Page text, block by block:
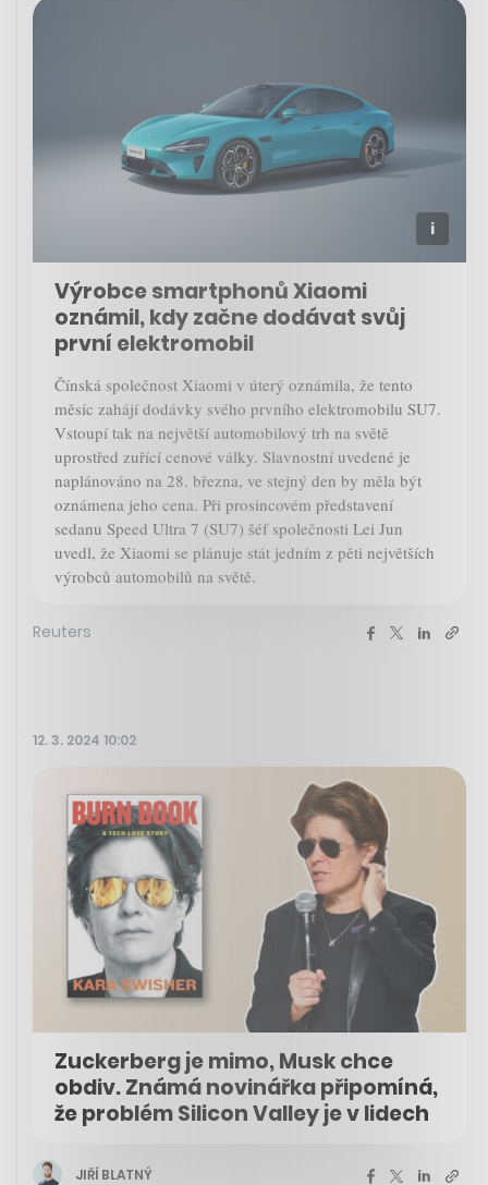
Výrobce smartphonů Xiaomi
oznámil, kdy začne dodávat svůj
první elektromobil
Čínská společnost Xiaomi v úterý oznámila, že tento
měsíc zahájí dodávky svého prvního elektromobilu SU7.
Vstoupí tak na největší automobilový trh na světě
uprostřed zuřící cenové války. Slavnostní uvedené je
naplánováno na 28. března, ve stejný den by měla být
oznámena jeho cena. Při prosincovém představení
sedanu Speed Ultra 7 (SU7) šéf společnosti Lei Jun
uvedl, že Xiaomi se plánuje stát jedním z pěti největších
výrobců automobilů na světě.
Reuters
12. 3. 2024 10:02
Zuckerberg je mimo, Musk chce
obdiv. Známá novinářka připomíná,
že problém Silicon Valley je v lidech
JIŘÍ BLATNÝ